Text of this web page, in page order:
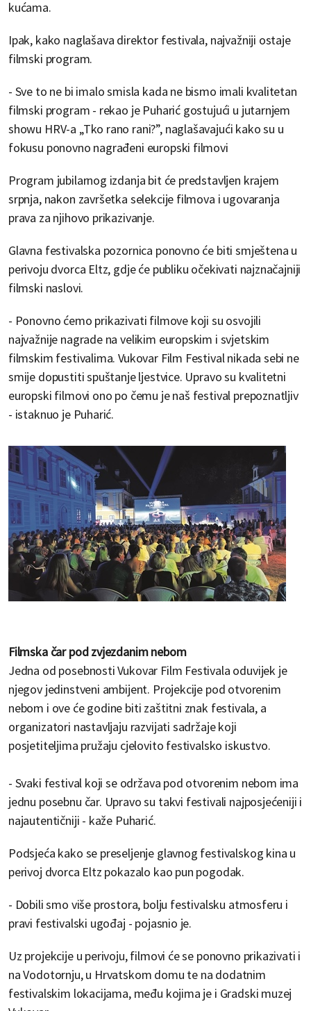
kućama.
Ipak, kako naglašava direktor festivala, najvažniji ostaje
filmski program.
- Sve to ne bi imalo smisla kada ne bismo imali kvalitetan
filmski program - rekao je Puharić gostujući u jutarnjem
showu HRV-a „Tko rano rani?”, naglašavajući kako su u
fokusu ponovno nagrađeni europski filmovi
Program jubilarnog izdanja bit će predstavljen krajem
srpnja, nakon završetka selekcije filmova i ugovaranja
prava za njihovo prikazivanje.
Glavna festivalska pozornica ponovno će biti smještena u
perivoju dvorca Eltz, gdje će publiku očekivati najznačajniji
filmski naslovi.
- Ponovno ćemo prikazivati filmove koji su osvojili
najvažnije nagrade na velikim europskim i svjetskim
filmskim festivalima. Vukovar Film Festival nikada sebi ne
smije dopustiti spuštanje ljestvice. Upravo su kvalitetni
europski filmovi ono po čemu je naš festival prepoznatljiv
- istaknuo je Puharić.
Filmska čar pod zvjezdanim nebom
Jedna od posebnosti Vukovar Film Festivala oduvijek je
njegov jedinstveni ambijent. Projekcije pod otvorenim
nebom i ove će godine biti zaštitni znak festivala, a
organizatori nastavljaju razvijati sadržaje koji
posjetiteljima pružaju cjelovito festivalsko iskustvo.
- Svaki festival koji se održava pod otvorenim nebom ima
jednu posebnu čar. Upravo su takvi festivali najposjećeniji i
najautentičniji - kaže Puharić.
Podsjeća kako se preseljenje glavnog festivalskog kina u
perivoj dvorca Eltz pokazalo kao pun pogodak.
- Dobili smo više prostora, bolju festivalsku atmosferu i
pravi festivalski ugođaj - pojasnio je.
Uz projekcije u perivoju, filmovi će se ponovno prikazivati i
na Vodotornju, u Hrvatskom domu te na dodatnim
festivalskim lokacijama, među kojima je i Gradski muzej